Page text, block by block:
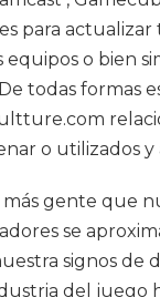
para actualizar
equipos o bien
todas formas
o utilizados y
más gente que
se
signos de
del juego